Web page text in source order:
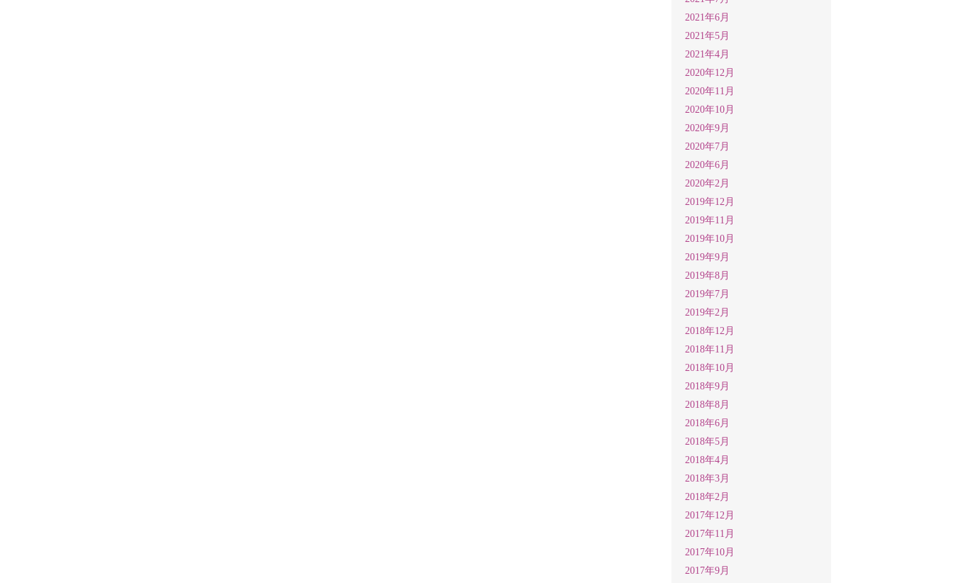
2021年6月
2021年5月
2021年4月
2020年12月
2020年11月
2020年10月
2020年9月
2020年7月
2020年6月
2020年2月
2019年12月
2019年11月
2019年10月
2019年9月
2019年8月
2019年7月
2019年2月
2018年12月
2018年11月
2018年10月
2018年9月
2018年8月
2018年6月
2018年5月
2018年4月
2018年3月
2018年2月
2017年12月
2017年11月
2017年10月
2017年9月